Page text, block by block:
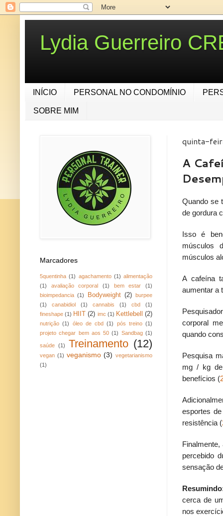
Lydia Guerreiro
INÍCIO PERSONAL NO CONDOMÍNIO
SOBRE MIM
quinta-
A
Quando se
de gordura
Isso é
músculos
músculos
A cafeína
aumentar a
corporal
quando
Pesquisa
mg / kg de
benefícios (
esportes
resistência (
percebido
sensação
cerca de
nos
Marcadores
5quentinha (1) agachamento (1) alimentação
(1)
avaliação corporal (1) bem estar
(1)
bioimpedancia (1) Bodyweight (2)
burpee
(1)
canabidiol (1) cannabis (1) cbd
(1)
fineshape (1) HIIT (2) imc (1) Kettlebell (2)
nutrição (1) óleo de cbd (1) pós treino (1)
projeto chegar bem aos 50 (1) Sandbag (1)
saúde (1) Treinamento (12)
vegan (1) veganismo (3) vegetarianismo
(1)